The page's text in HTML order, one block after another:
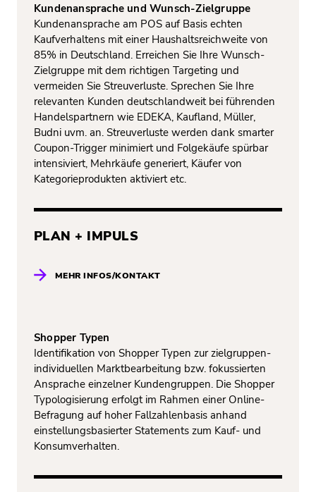
Kundenansprache und Wunsch-Zielgruppe
Kundenansprache am POS auf Basis echten
Kaufverhaltens mit einer Haushaltsreichweite von
85% in Deutschland. Erreichen Sie Ihre Wunsch-
Zielgruppe mit dem richtigen Targeting und
vermeiden Sie Streuverluste. Sprechen Sie Ihre
relevanten Kunden deutschlandweit bei führenden
Handelspartnern wie EDEKA, Kaufland, Müller,
Budni uvm. an. Streuverluste werden dank smarter
Coupon-Trigger minimiert und Folgekäufe spürbar
intensiviert, Mehrkäufe generiert, Käufer von
Kategorieprodukten aktiviert etc.
PLAN + IMPULS
MEHR INFOS/KONTAKT
Shopper Typen
Identifikation von Shopper Typen zur zielgruppen-
individuellen Marktbearbeitung bzw. fokussierten
Ansprache einzelner Kundengruppen. Die Shopper
Typologisierung erfolgt im Rahmen einer Online-
Befragung auf hoher Fallzahlenbasis anhand
einstellungsbasierter Statements zum Kauf- und
Konsumverhalten.